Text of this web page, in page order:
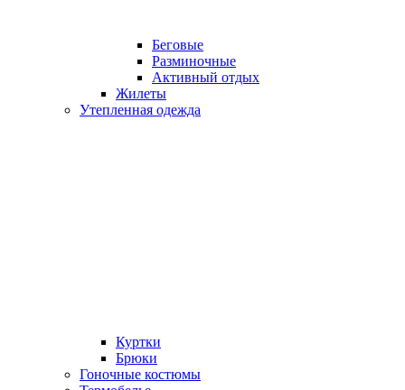
Беговые
Разминочные
Активный отдых
Жилеты
Утепленная одежда
Куртки
Брюки
Гоночные костюмы